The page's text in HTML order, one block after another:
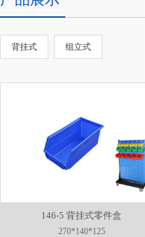
背挂式 组立式
146-5 背挂式零件盒
270*140*125